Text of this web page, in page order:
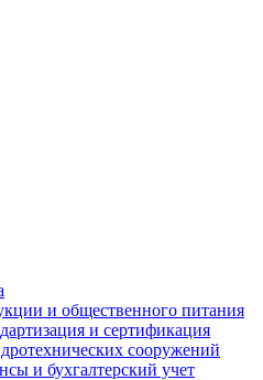
и общественного питания
и сертификация
сооружений
и бухгалтерский учет